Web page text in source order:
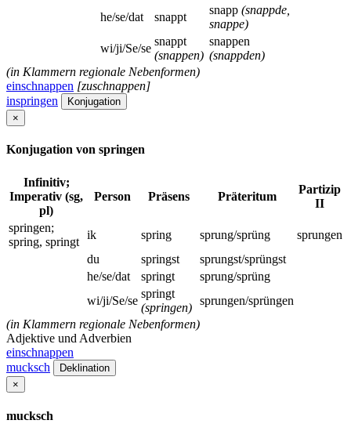
he/se/dat
snappt
snapp (snappde,
snappe)
wi/ji/Se/se
snappt
(snappen)
snappen
(snappden)
(in Klammern regionale Nebenformen)
einschnappen [zuschnappen]
inspringen
Konjugation
×
Konjugation von springen
Infinitiv;
Imperativ (sg,
pl)
Person Präsens Präteritum
Partizip
II
springen;
spring, springt
ik spring sprung/sprüng
sprungen
du
springst
sprungst/sprüngst
he/se/dat
springt
sprung/sprüng
wi/ji/Se/se
springt
(springen)
sprungen/sprüngen
(in Klammern regionale Nebenformen)
Adjektive und Adverbien
einschnappen
mucksch
Deklination
×
mucksch